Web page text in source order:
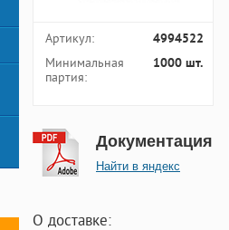
Артикул: 4994522
Минимальная
партия:
1000 шт.
Документация
Найти в яндекс
О доставке: